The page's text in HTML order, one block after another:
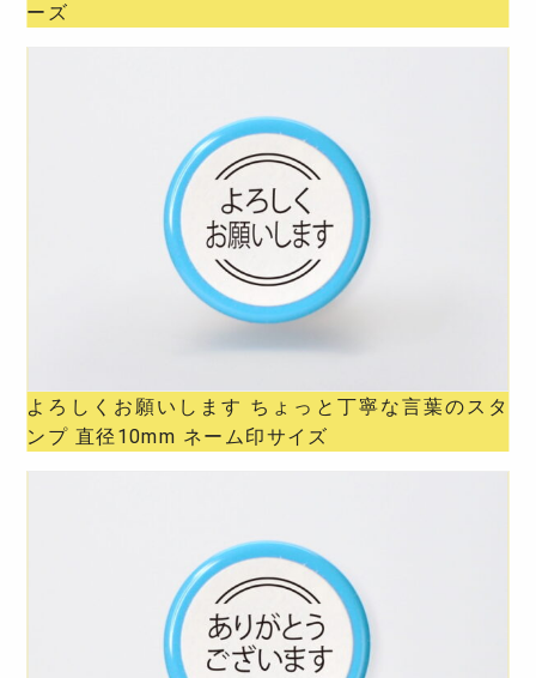
ーズ
よろしくお願いします ちょっと丁寧な言葉のスタ
ンプ 直径10mm ネーム印サイズ